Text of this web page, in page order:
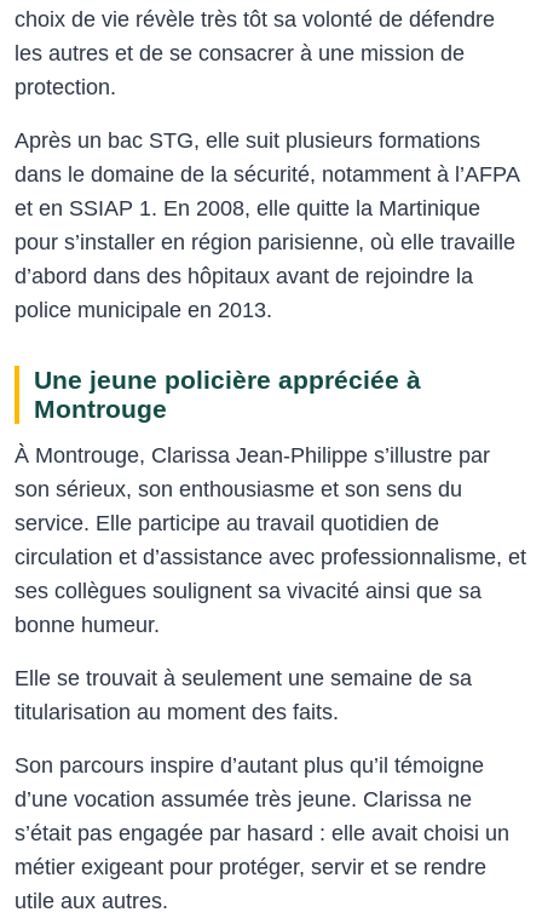
choix de vie révèle très tôt sa volonté de défendre
les autres et de se consacrer à une mission de
protection.
Après un bac STG, elle suit plusieurs formations
dans le domaine de la sécurité, notamment à l’AFPA
et en SSIAP 1. En 2008, elle quitte la Martinique
pour s’installer en région parisienne, où elle travaille
d’abord dans des hôpitaux avant de rejoindre la
police municipale en 2013.
Une jeune policière appréciée à
Montrouge
À Montrouge, Clarissa Jean-Philippe s’illustre par
son sérieux, son enthousiasme et son sens du
service. Elle participe au travail quotidien de
circulation et d’assistance avec professionnalisme, et
ses collègues soulignent sa vivacité ainsi que sa
bonne humeur.
Elle se trouvait à seulement une semaine de sa
titularisation au moment des faits.
Son parcours inspire d’autant plus qu’il témoigne
d’une vocation assumée très jeune. Clarissa ne
s’était pas engagée par hasard : elle avait choisi un
métier exigeant pour protéger, servir et se rendre
utile aux autres.